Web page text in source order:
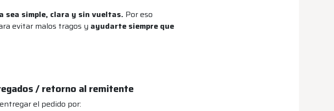
sea simple, clara y sin vueltas. Por eso
evitar malos tragos y ayudarte siempre que
/ retorno al remitente
el pedido por: